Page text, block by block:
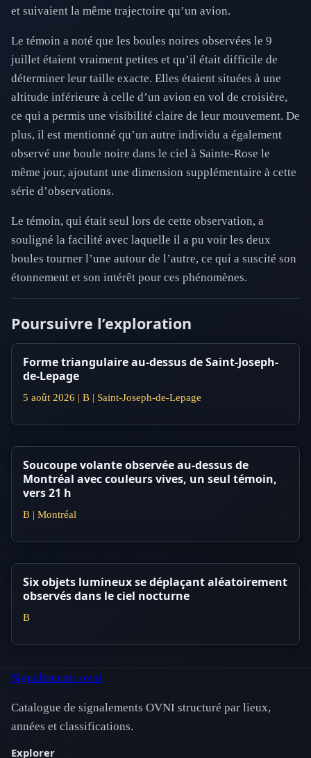
et suivaient la même trajectoire qu’un avion.
Le témoin a noté que les boules noires observées le 9
juillet étaient vraiment petites et qu’il était difficile de
déterminer leur taille exacte. Elles étaient situées à une
altitude inférieure à celle d’un avion en vol de croisière,
ce qui a permis une visibilité claire de leur mouvement. De
plus, il est mentionné qu’un autre individu a également
observé une boule noire dans le ciel à Sainte-Rose le
même jour, ajoutant une dimension supplémentaire à cette
série d’observations.
Le témoin, qui était seul lors de cette observation, a
souligné la facilité avec laquelle il a pu voir les deux
boules tourner l’une autour de l’autre, ce qui a suscité son
étonnement et son intérêt pour ces phénomènes.
Poursuivre l’exploration
Forme triangulaire au-dessus de Saint-Joseph-
de-Lepage
5 août 2026 | B | Saint-Joseph-de-Lepage
Soucoupe volante observée au-dessus de
Montréal avec couleurs vives, un seul témoin,
vers 21 h
B | Montréal
Six objets lumineux se déplaçant aléatoirement
observés dans le ciel nocturne
B
Signalements ovni
Catalogue de signalements OVNI structuré par lieux,
années et classifications.
Explorer